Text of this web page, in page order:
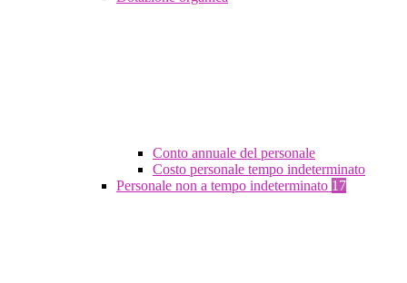
Conto annuale del personale
Costo personale tempo indeterminato
Personale non a tempo indeterminato 17